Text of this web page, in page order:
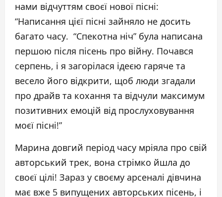
нами відчуттям своєї нової пісні:
“Написання цієї пісні зайняло не досить
багато часу. “Спекотна ніч” була написана
першою після пісень про війну. Почався
cерпень, і я загорілася ідеєю гаряче та
весело його відкрити, щоб люди згадали
про драйв та кохання та відчули максимум
позитивних емоцій від прослуховування
моєї пісні!”
Марина довгий період часу мріяла про свій
авторський трек, вона стрімко йшла до
своєї цілі! Зараз у своєму арсеналі дівчина
має вже 5 випущених авторських пісень, і